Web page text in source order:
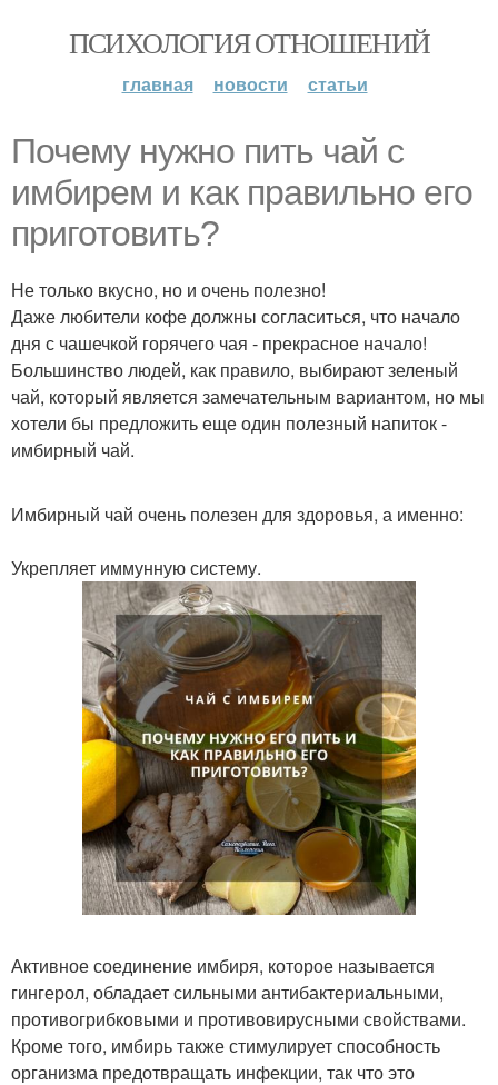
ПСИХОЛОГИЯ ОТНОШЕНИЙ
главная новости статьи
Почему нужно пить чай с
имбирем и как правильно его
приготовить?
Не только вкусно, но и очень полезно!
Даже любители кофе должны согласиться, что начало
дня с чашечкой горячего чая - прекрасное начало!
Большинство людей, как правило, выбирают зеленый
чай, который является замечательным вариантом, но мы
хотели бы предложить еще один полезный напиток -
имбирный чай.
Имбирный чай очень полезен для здоровья, а именно:
Укрепляет иммунную систему.
Активное соединение имбиря, которое называется
гингерол, обладает сильными антибактериальными,
противогрибковыми и противовирусными свойствами.
Кроме того, имбирь также стимулирует способность
организма предотвращать инфекции, так что это